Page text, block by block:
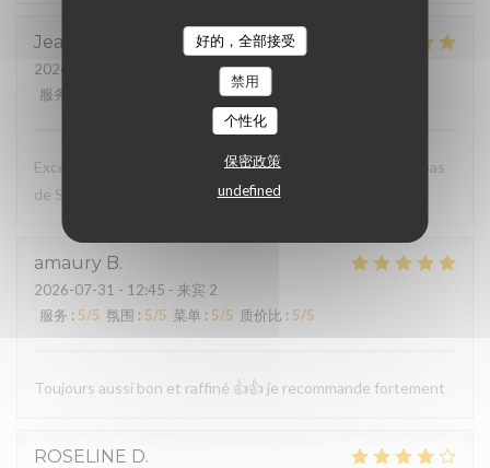
好的，全部接受
禁用
个性化
保密政策
undefined
Jean Marc
2026-07-31
服务
5/5 质价比
Excellent restaurant bénéficiant d’un cadre reposant à 2 pas
de ST ETIENNE
amaury B
2026-07-31 - 12:45 - 来宾 2
服务 : 5/5 氛围 : 5/5 菜单 : 5/5 质价比 : 5/5
Toujours aussi bon et raffiné 👍👍 je recommande fortement
ROSELINE D